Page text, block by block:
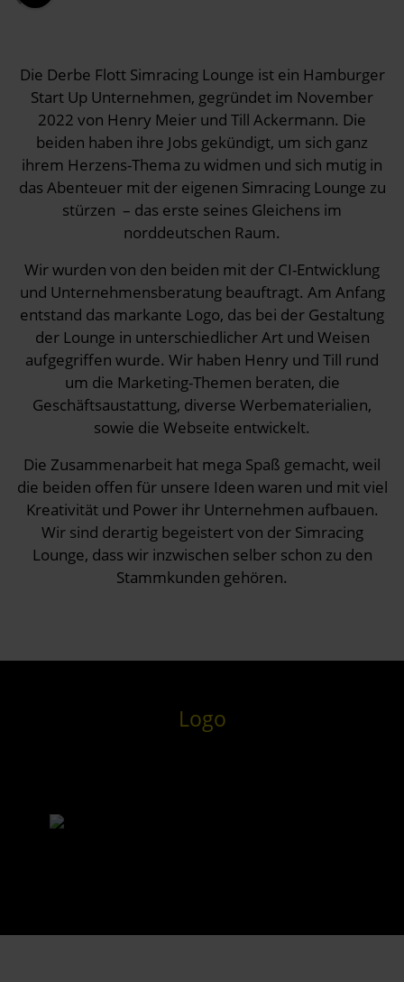
Die Derbe Flott Simracing Lounge ist ein Hamburger
Start Up Unternehmen, gegründet im November
2022 von Henry Meier und Till Ackermann. Die
beiden haben ihre Jobs gekündigt, um sich ganz
ihrem Herzens-Thema zu widmen und sich mutig in
das Abenteuer mit der eigenen Simracing Lounge zu
stürzen – das erste seines Gleichens im
norddeutschen Raum.
Wir wurden von den beiden mit der CI-Entwicklung
und Unternehmensberatung beauftragt. Am Anfang
entstand das markante Logo, das bei der Gestaltung
der Lounge in unterschiedlicher Art und Weisen
aufgegriffen wurde. Wir haben Henry und Till rund
um die Marketing-Themen beraten, die
Geschäftsaustattung, diverse Werbematerialien,
sowie die Webseite entwickelt.
Die Zusammenarbeit hat mega Spaß gemacht, weil
die beiden offen für unsere Ideen waren und mit viel
Kreativität und Power ihr Unternehmen aufbauen.
Wir sind derartig begeistert von der Simracing
Lounge, dass wir inzwischen selber schon zu den
Stammkunden gehören.
Logo